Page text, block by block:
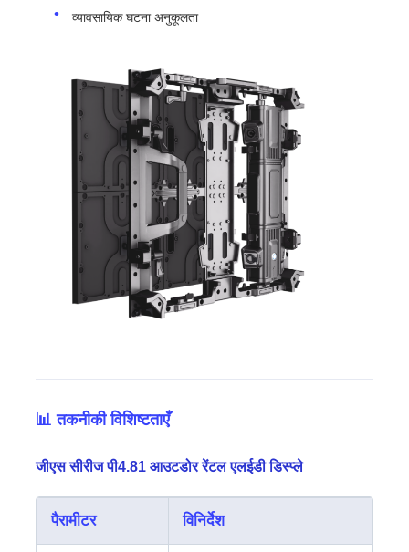
व्यावसायिक घटना अनुकूलता
📊 तकनीकी विशिष्टताएँ
जीएस सीरीज पी4.81 आउटडोर रेंटल एलईडी डिस्प्ले
पैरामीटर विनिर्देश